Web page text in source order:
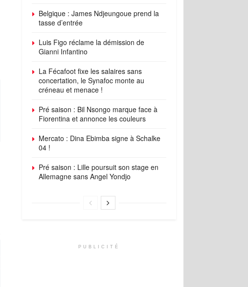
Belgique : James Ndjeungoue prend la
tasse d’entrée
Luis Figo réclame la démission de
Gianni Infantino
La Fécafoot fixe les salaires sans
concertation, le Synafoc monte au
créneau et menace !
Pré saison : Bil Nsongo marque face à
Fiorentina et annonce les couleurs
Mercato : Dina Ebimba signe à Schalke
04 !
Pré saison : Lille poursuit son stage en
Allemagne sans Angel Yondjo
PUBLICITÉ